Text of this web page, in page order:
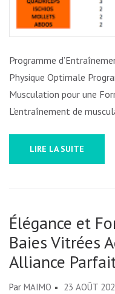
Programme
Physique Optimale
Musculation pour une
L’entraînement de
LIRE LA SUITE
Élégance et
Baies Vitrées
Alliance
Par MAIMO 23 AOÛT